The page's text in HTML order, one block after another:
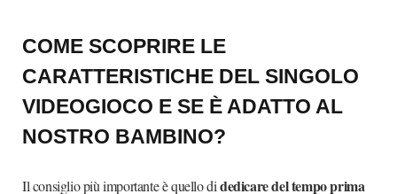
COME SCOPRIRE LE
CARATTERISTICHE DEL SINGOLO
VIDEOGIOCO E SE È ADATTO AL
NOSTRO BAMBINO?
Il consiglio più importante è quello didedicare del tempo prima